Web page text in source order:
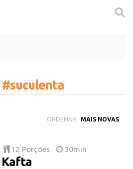
#suculenta
ORDENAR
12 Porções 30min
Kafta